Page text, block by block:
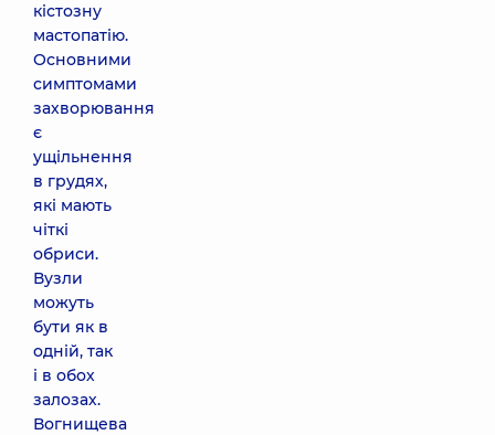
кістозну
мастопатію.
Основними
симптомами
захворювання
є
ущільнення
в грудях,
які мають
чіткі
обриси.
Вузли
можуть
бути як в
одній, так
і в обох
залозах.
Вогнищева